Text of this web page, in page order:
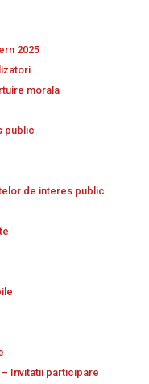
2025
morala
public
de interes public
– Invitatii participare